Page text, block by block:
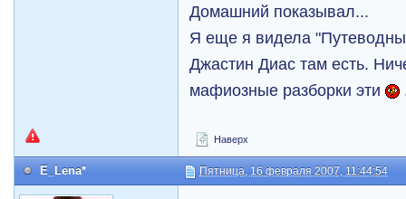
Домашний показывал...
Я еще я видела
Джастин Диас там есть.
мафиозные разборки эти
Наверх
E_Lena* Пятница, 16 февраля 2007, 11:44:54